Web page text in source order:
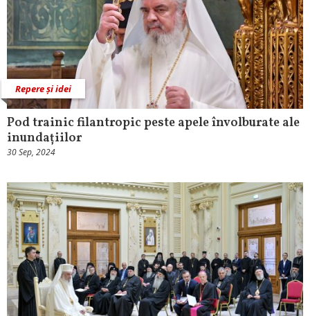
Repere și idei
Pod trainic filantropic peste apele învolburate ale
inundațiilor
30 Sep, 2024